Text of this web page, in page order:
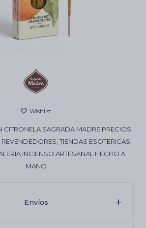
CITRONELA SAGRADA MADRE PRECIOS
TIENDAS ESOTERICAS,
INCIENSO ARTESANAL HECHO A
MANO
Envíos